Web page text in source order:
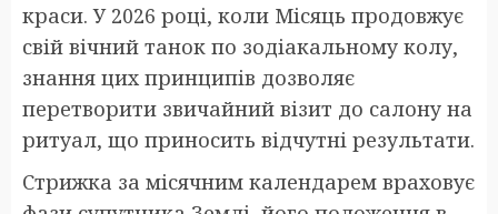
краси. У 2026 році, коли Місяць продовжує
свій вічний танок по зодіакальному колу,
знання цих принципів дозволяє
перетворити звичайний візит до салону на
ритуал, що приносить відчутні результати.
Стрижка за місячним календарем враховує